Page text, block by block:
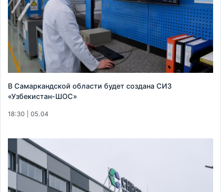
В Самаркандской области будет создана СИЗ
«Узбекистан-ШОС»
18:30 | 05.04